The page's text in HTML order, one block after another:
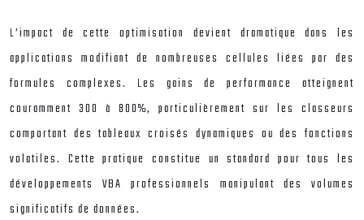
L’impact de cette optimisation devient dramatique dans les
applications modifiant de nombreuses cellules liées par des
formules complexes. Les gains de performance atteignent
couramment 300 à 800%, particulièrement sur les classeurs
comportant des tableaux croisés dynamiques ou des fonctions
volatiles. Cette pratique constitue un standard pour tous les
développements VBA professionnels manipulant des volumes
significatifs de données.